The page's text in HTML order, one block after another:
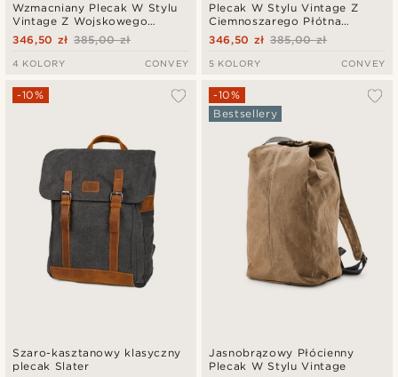
Wzmacniany Plecak W Stylu
Vintage Z Wojskowego
Zielonego Płótna I Skóry
385,00 zł
346,50 zł
4 KOLORY CONVEY
Plecak W Stylu Vintage Z
Ciemnoszarego Płótna
Vintage I Ciemnobrązowej
Skóry
385,00 zł
346,50 zł
5 KOLORY CONVEY
Szaro-kasztanowy klasyczny
plecak Slater
-10%
Jasnobrązowy Płócienny
Plecak W Stylu Vintage
-10%
Bestsellery